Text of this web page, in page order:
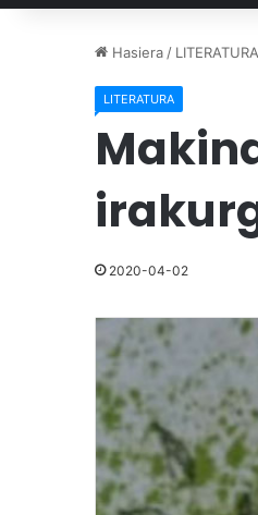
Hasiera / LITERATURA
LITERATURA
2020-04-02